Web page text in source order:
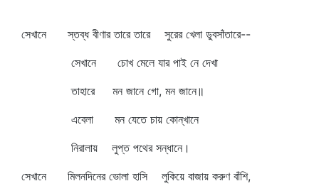
সেখানে স্তব্ধ বীণার তারে তারে সুরের খেলা ডুবসাঁতারে--
সেখানে চোখ মেলে যার পাই নে দেখা
তাহারে মন জানে গো, মন জানে॥
এবেলা মন যেতে চায় কোন্‌খানে
নিরালায় লুপ্ত পথের সন্ধানে।
সেখানে মিলনদিনের ভোলা হাসি লুকিয়ে বাজায় করুণ বাঁশি,